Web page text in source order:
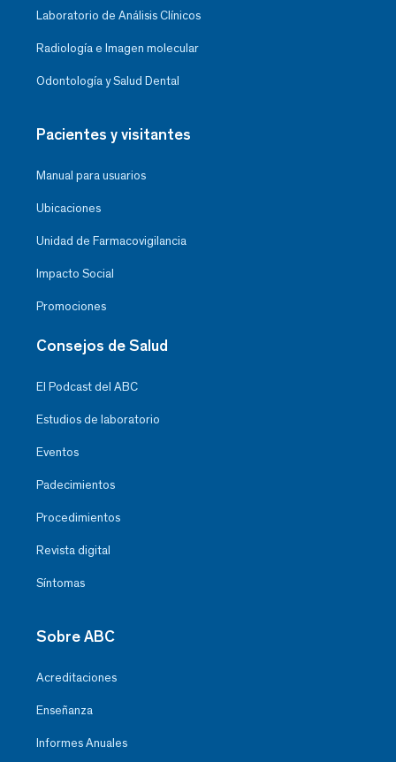
Laboratorio de Análisis Clínicos
Radiología e Imagen molecular
Odontología y Salud Dental
Pacientes y visitantes
Manual para usuarios
Ubicaciones
Unidad de Farmacovigilancia
Impacto Social
Promociones
Consejos de Salud
El Podcast del ABC
Estudios de laboratorio
Eventos
Padecimientos
Procedimientos
Revista digital
Síntomas
Sobre ABC
Acreditaciones
Enseñanza
Informes Anuales